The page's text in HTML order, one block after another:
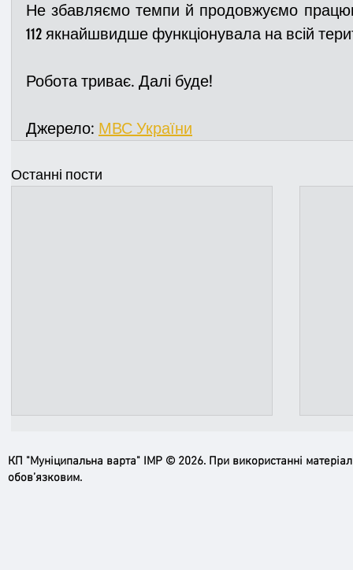
Не збавляємо темпи й продовжуємо
112 якнайшвидше функціонувала на всій
Робота триває. Далі буде!
Джерело: МВС України
Останні пости
КП "Муніципальна варта" ІМР © 2026. При використанні
обов’язковим.